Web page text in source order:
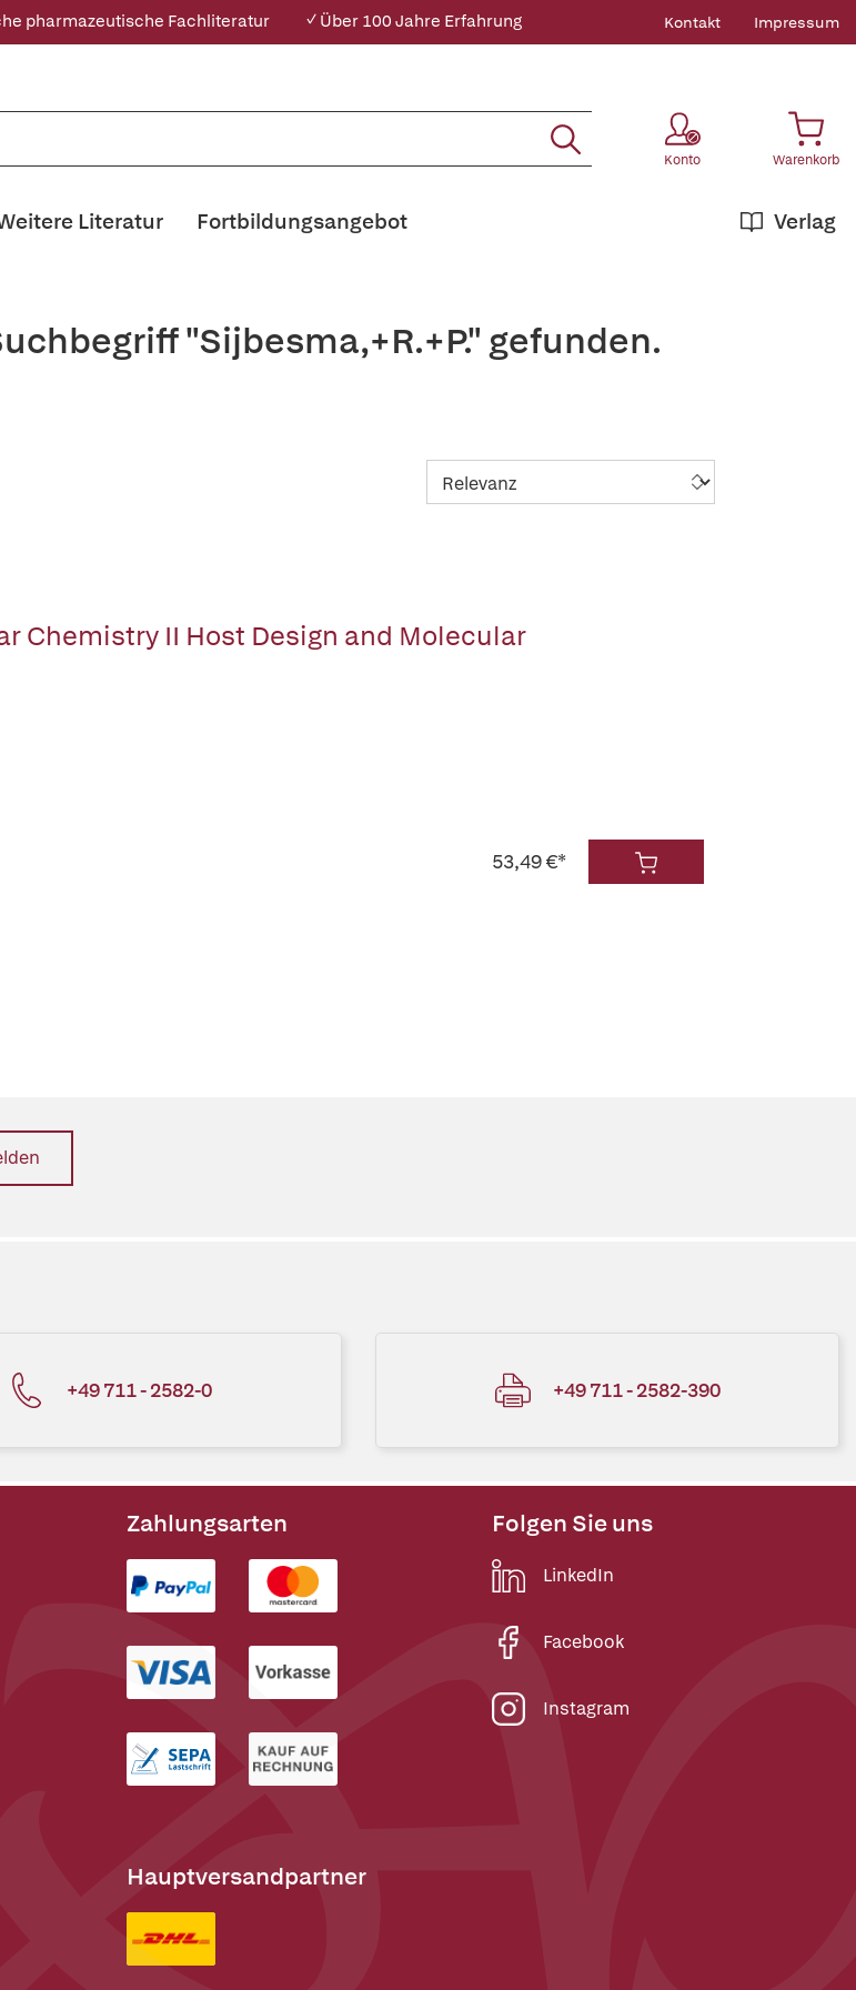
pharmazeutische Fachliteratur ✓ Über 100 Jahre Erfahrung Kontakt Impressum
Konto Warenkorb
Literatur Verlag
Fortbildungsangebot
"Sijbesma,+R.+P." gefunden.
Chemistry II Host Design and Molecular
53,49 €*
+49 711 - 2582-0 +49 711 - 2582-390
Zahlungsarten
Hauptversandpartner
Folgen Sie uns
LinkedIn
Facebook
Instagram